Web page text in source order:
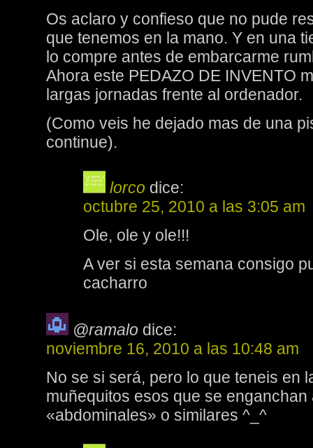
Os aclaro y confieso que no pude
que tenemos en la mano. Y en una
lo compre antes de embarcarme
Ahora este PEDAZO DE INVENTO
largas jornadas frente al ordenador.
(Como veis he dejado mas de una
continue).
lorco dice:
octubre 25, 2010 a las 3:05 am
Ole, ole y ole!!!
A ver si esta semana consigo
cacharro
@ramalo dice:
noviembre 16, 2010 a las 10:48 am
No se si será, pero lo que teneis en
muñequitos esos que se enganchan
«abdominales» o similares ^_^